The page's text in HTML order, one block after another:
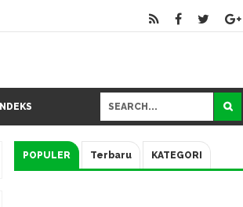
INDEKS
POPULER Terbaru KATEGORI